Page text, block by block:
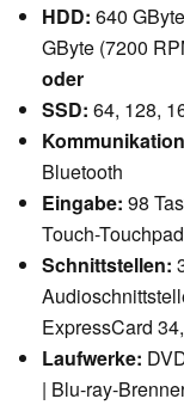
HDD: 640
GByte (7200
oder
SSD: 64, 128,
Bluetooth
Eingabe: 98
Touch-
Schnittstellen:
ExpressCard
Laufwerke:
| Blu-ray-